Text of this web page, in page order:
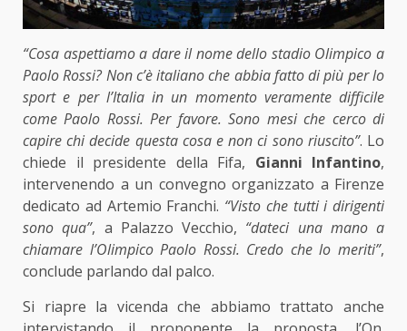
“Cosa aspettiamo a dare il nome dello stadio Olimpico a
Paolo Rossi? Non c’è italiano che abbia fatto di più per lo
sport e per l’Italia in un momento veramente difficile
come Paolo Rossi. Per favore. Sono mesi che cerco di
capire chi decide questa cosa e non ci sono riuscito”. Lo
chiede il presidente della Fifa, Gianni Infantino,
intervenendo a un convegno organizzato a Firenze
dedicato ad Artemio Franchi. “Visto che tutti i dirigenti
sono qua”, a Palazzo Vecchio, “dateci una mano a
chiamare l’Olimpico Paolo Rossi. Credo che lo meriti”,
conclude parlando dal palco.
Si riapre la vicenda che abbiamo trattato anche